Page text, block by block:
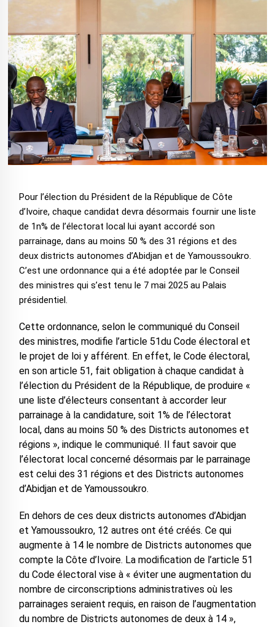
Pour l’élection du Président de la République de Côte
d’Ivoire, chaque candidat devra désormais fournir une liste
de 1n% de l’électorat local lui ayant accordé son
parrainage, dans au moins 50 % des 31 régions et des
deux districts autonomes d’Abidjan et de Yamoussoukro.
C’est une ordonnance qui a été adoptée par le Conseil
des ministres qui s’est tenu le 7 mai 2025 au Palais
présidentiel.
Cette ordonnance, selon le communiqué du Conseil
des ministres, modifie l’article 51du Code électoral et
le projet de loi y afférent. En effet, le Code électoral,
en son article 51, fait obligation à chaque candidat à
l’élection du Président de la République, de produire «
une liste d’électeurs consentant à accorder leur
parrainage à la candidature, soit 1% de l’électorat
local, dans au moins 50 % des Districts autonomes et
régions », indique le communiqué. Il faut savoir que
l’électorat local concerné désormais par le parrainage
est celui des 31 régions et des Districts autonomes
d’Abidjan et de Yamoussoukro.
En dehors de ces deux districts autonomes d’Abidjan
et Yamoussoukro, 12 autres ont été créés. Ce qui
augmente à 14 le nombre de Districts autonomes que
compte la Côte d’Ivoire. La modification de l’article 51
du Code électoral vise à « éviter une augmentation du
nombre de circonscriptions administratives où les
parrainages seraient requis, en raison de l’augmentation
du nombre de Districts autonomes de deux à 14 »,